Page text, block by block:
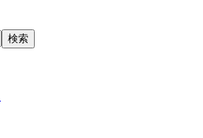
検索